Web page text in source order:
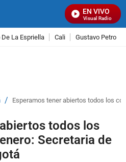
EN VIVO
Señal Visual Radio
La Espriella Cali Gustavo Petro
/ Esperamos tener abiertos todos los
todos los
Secretaria de